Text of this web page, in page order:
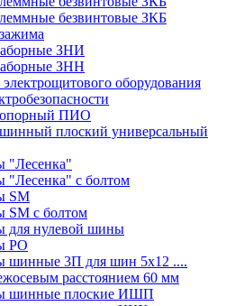
безвинтовые ЗКБ
ЗНИ
ЗНН
оборудования
опорный ПИО
плоский универсальный
"Лесенка"
"Лесенка" с болтом
SM
SM c болтом
для нулевой шины
РО
шинные 3П для шин 5х12 ....
расстоянием 60 мм
шинные плоские ИШП